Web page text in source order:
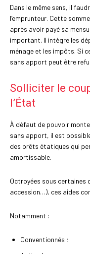
Dans le même sens, il
l’emprunteur. Cette
après avoir payé sa
important. Il intègre les
ménage et les impôts. Si
sans apport peut être
Solliciter le
l’État
À défaut de pouvoir
sans apport, il est
des prêts étatiques qui
amortissable.
Octroyées sous certaines
accession…), ces aides
Notamment :
Conventionnés ;